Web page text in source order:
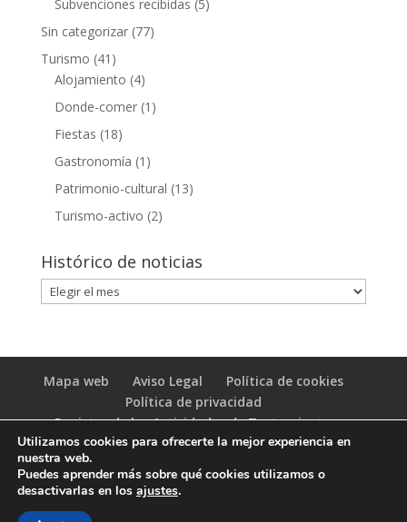
Subvenciones recibidas (5)
Sin categorizar(77)
Turismo (41)
Alojamiento (4)
Donde-comer(1)
Fiestas (18)
Gastronomía (1)
Patrimonio-cultural (13)
Turismo-activo (2)
Histórico de noticias
Histórico
de
Mapa web Aviso Legal
Política de cookies
Política de privacidad
Registro de las Actividades de Tratamiento
(RAT)
Utilizamos cookies para ofrecerte la mejor experiencia en
nuestra web.
Puedes aprender más sobre qué cookies utilizamos o
desactivarlas en los ajustes.